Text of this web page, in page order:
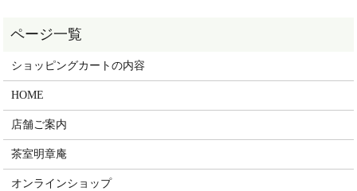
ショッピングカートの内容
HOME
店舗ご案内
茶室明章庵
オンラインショップ